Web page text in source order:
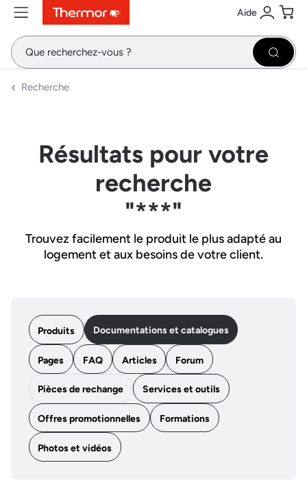
ContenuMenuRecherche Aide
Se
Recherche
Résultats pour votre
recherche
"***"
Trouvez facilement le produit le plus adapté au
logement et aux besoins de votre client.
Produits Documentations et catalogues
Pages FAQ Articles Forum
Pièces de rechange Services et outils
Offres promotionnelles Formations
Photos et vidéos